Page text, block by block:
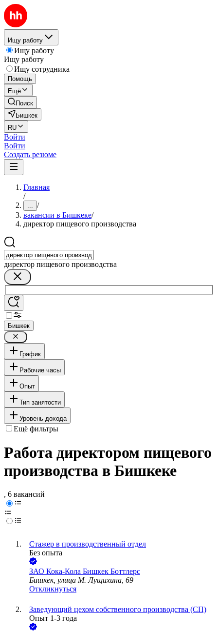
Ищу работу
Ищу работу
Ищу работу
Ищу сотрудника
Помощь
Ещё
Поиск
Бишкек
RU
Войти
Войти
Создать резюме
Главная
/
... /
вакансии в Бишкеке/
директор пищевого производства
директор пищевого производства
Бишкек
График
Рабочие часы
Опыт
Тип занятости
Уровень дохода
Ещё фильтры
Работа директором пищевого
производства в Бишкеке
, 6 вакансий
Стажер в производственный отдел
Без опыта
ЗАО Кока-Кола Бишкек Боттлерс
Бишкек, улица М. Лущихина, 69
Откликнуться
Заведующий цехом собственного производства (СП)
Опыт 1-3 года